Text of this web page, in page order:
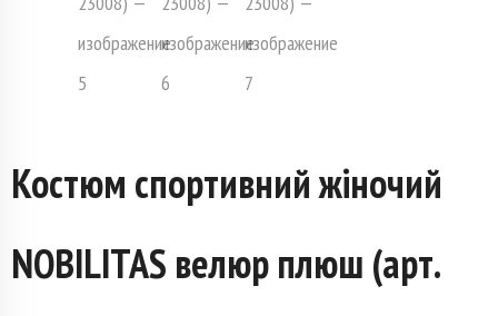
Костюм спортивний жіночий
NOBILITAS велюр плюш (арт.